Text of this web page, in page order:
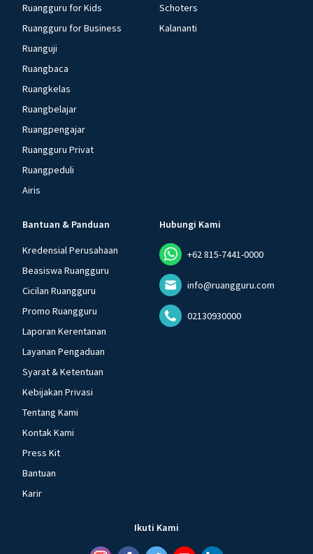
Ruangguru for Kids
Ruangguru for Business
Ruanguji
Ruangbaca
Ruangkelas
Ruangbelajar
Ruangpengajar
Ruangguru Privat
Ruangpeduli
Airis
Schoters
Kalananti
Bantuan & Panduan
Kredensial Perusahaan
Beasiswa Ruangguru
Cicilan Ruangguru
Promo Ruangguru
Laporan Kerentanan
Layanan Pengaduan
Syarat & Ketentuan
Kebijakan Privasi
Tentang Kami
Kontak Kami
Press Kit
Bantuan
Karir
Hubungi Kami
+62 815-7441-0000
info@ruangguru.com
02130930000
Ikuti Kami